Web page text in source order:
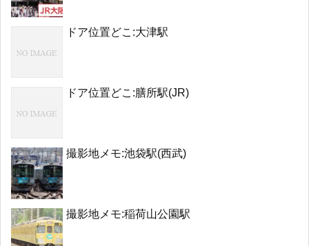
ドア位置どこ:大津駅
ドア位置どこ:膳所駅(JR)
撮影地メモ:池袋駅(西武)
撮影地メモ:稲荷山公園駅